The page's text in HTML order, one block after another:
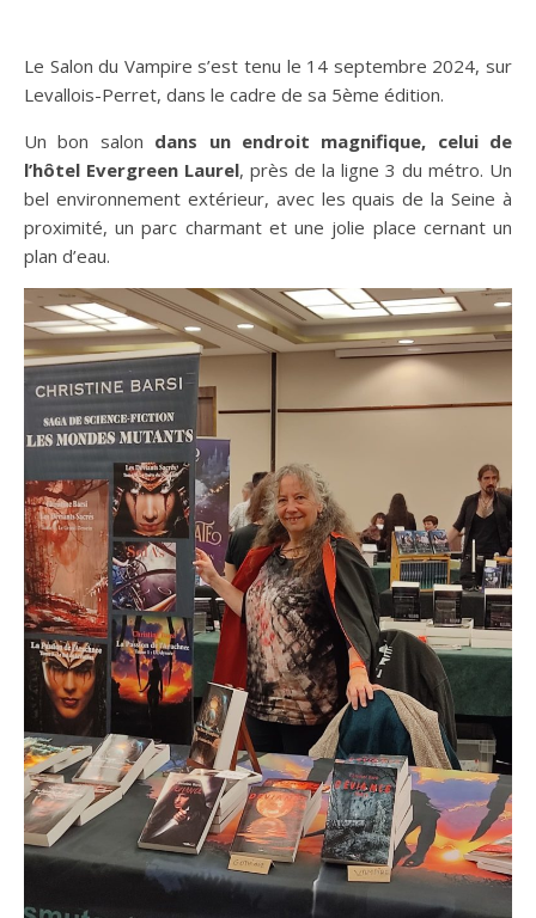
Le Salon du Vampire s’est tenu le 14 septembre 2024, sur
Levallois-Perret, dans le cadre de sa 5ème édition.
Un bon salon dans un endroit magnifique, celui de
l’hôtel Evergreen Laurel, près de la ligne 3 du métro. Un
bel environnement extérieur, avec les quais de la Seine à
proximité, un parc charmant et une jolie place cernant un
plan d’eau.